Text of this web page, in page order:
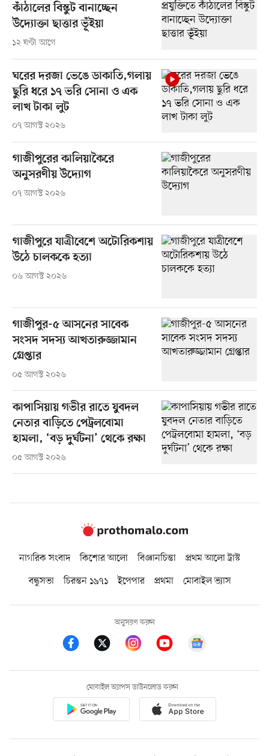
কাঁঠালের বিস্কুট বানাচ্ছেন
উদ্যোক্তা ছাত্তার ভূঁইয়া
১২ ঘণ্টা আগে
ঘরের দরজা ভেঙে ডাকাতি,গলায়
ছুরি ধরে ১৭ ভরি সোনা ও এক
লাখ টাকা লুট
০৭ আগস্ট ২০২৬
গাজীপুরের কালিয়াকৈরে
অনুসরণীয় উদ্যোগ
০৭ আগস্ট ২০২৬
গাজীপুরে যাত্রীবেশে অটোরিকশায়
উঠে চালককে হত্যা
০৬ আগস্ট ২০২৬
গাজীপুর-৫ আসনের সাবেক
সংসদ সদস্য আখতারুজ্জামান
গ্রেপ্তার
০৫ আগস্ট ২০২৬
কাপাসিয়ায় গভীর রাতে যুবদল
নেতার বাড়িতে পেট্রলবোমা
হামলা, ‘বড় দুর্ঘটনা’ থেকে রক্ষা
০৫ আগস্ট ২০২৬
নাগরিক সংবাদ কিশোর আলো বিজ্ঞানচিন্তা
প্রথম আলো ট্রাস্ট
বন্ধুসভা
চিরন্তন ১৯৭১ ইপেপার প্রথমা মোবাইল ভ্যাস
অনুসরণ করুন
মোবাইল অ্যাপস ডাউনলোড করুন